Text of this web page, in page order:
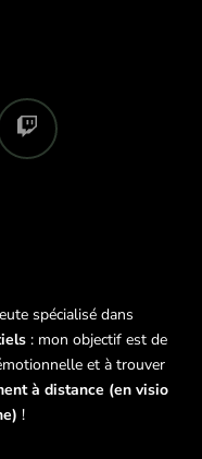
spécialisé dans
: mon objectif est de
et à trouver
à distance (en visio
!